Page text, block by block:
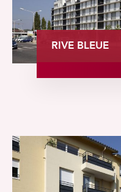
RIVE BLEUE